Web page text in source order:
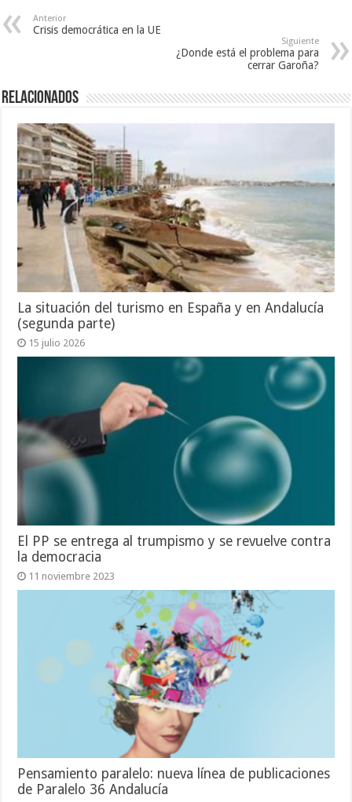
Anterior
Crisis democrática en la UE
Siguiente
¿Donde está el problema para
cerrar Garoña?
Relacionados
La situación del turismo en España y en Andalucía
(segunda parte)
15 julio 2026
El PP se entrega al trumpismo y se revuelve contra
la democracia
11 noviembre 2023
Pensamiento paralelo: nueva línea de publicaciones
de Paralelo 36 Andalucía